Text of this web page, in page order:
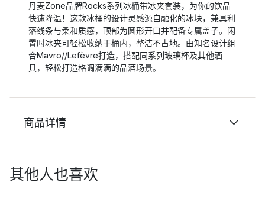
丹麦Zone品牌Rocks系列冰桶带冰夹套装，为你的饮品
快速降温！这款冰桶的设计灵感源自融化的冰块，兼具利
落线条与柔和质感，顶部为圆形开口并配备专属盖子。闲
置时冰夹可轻松收纳于桶内，整洁不占地。由知名设计组
合Mavro//Lefèvre打造，搭配同系列玻璃杯及其他酒
具，轻松打造格调满满的品酒场景。
商品详情
其他人也喜欢